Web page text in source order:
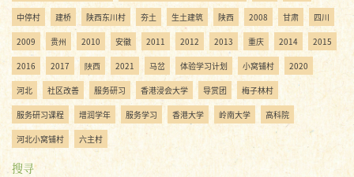
中停村 建桥 陕西东川村 夯土 生土建筑 陕西 2008 甘肃 四川
2009 贵州 2010 安徽 2011 2012 2013 重庆 2014 2015
2016 2017 陜西 2021 马岔 体验学习计划 小窝铺村 2020
河北 社区改善 服务研习 香港浸会大学 导赏团 梅子林村
服务研习课程 增润学年 服务学习 香港大学 岭南大学 高科院
河北小窝铺村 六主村
搜寻